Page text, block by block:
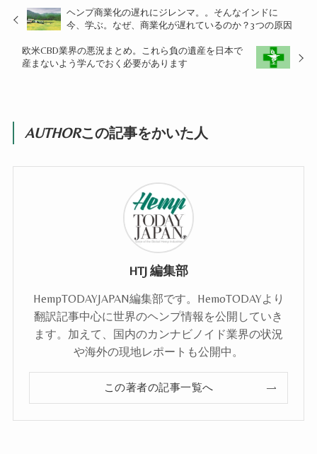
ヘンプ商業化の遅れにジレンマ。。そんなインドに
今、学ぶ。なぜ、商業化が遅れているのか？3つの原因
欧米CBD業界の悪況まとめ。これら負の遺産を日本で
産まないよう学んでおく必要があります
AUTHORこの記事をかいた人
HTJ 編集部
HempTODAYJAPAN編集部です。HemoTODAYより
翻訳記事中心に世界のヘンプ情報を公開していき
ます。加えて、国内のカンナビノイド業界の状況
や海外の現地レポートも公開中。
この著者の記事一覧へ